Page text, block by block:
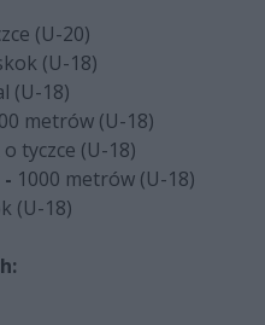
(U-20)
(U-18)
(U-18)
metrów (U-18)
tyczce (U-18)
1000 metrów (U-18)
(U-18)